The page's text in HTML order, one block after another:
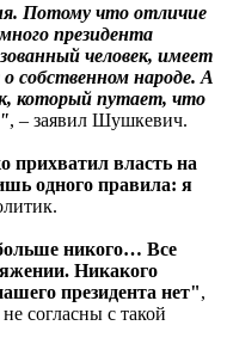
Потому что отличие
президента
человек, имеет
собственном народе. А
который путает, что
, – заявил Шушкевич.
прихватил власть на
одного правила: я
никого… Все
Никакого
президента нет",
согласны с такой